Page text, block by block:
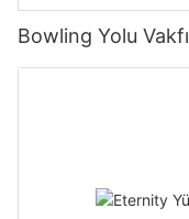
Bowling Yolu Vakfı